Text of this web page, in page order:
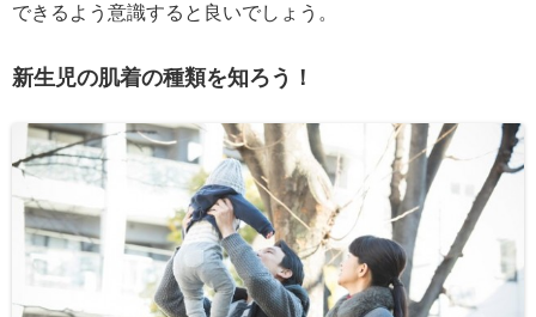
できるよう意識すると良いでしょう。
新生児の肌着の種類を知ろう！